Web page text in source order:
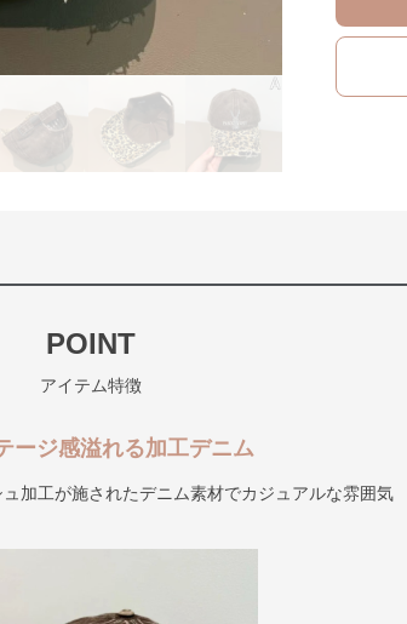
POINT
アイテム特徴
ージ感溢れる加工デニム
加工が施されたデニム素材でカジュアルな雰囲気